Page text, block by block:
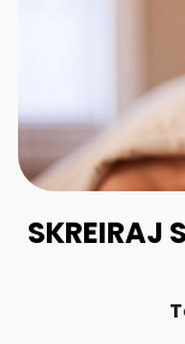
SKREIRAJ